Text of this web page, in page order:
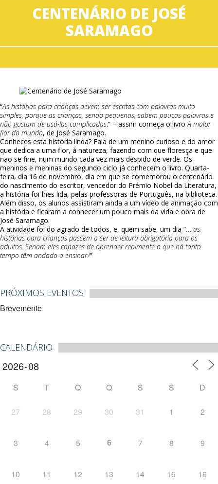
CENTENÁRIO DE JOSÉ
SARAMAGO
“As histórias para crianças devem ser escritas com palavras muito
simples, porque as crianças, sendo pequenas, sabem poucas palavras e
não gostam de usá-las complicadas.” – assim começa o livro A maior
flor do mundo, de José Saramago.
Conheces esta história linda? Fala de um menino curioso e do amor
que dedica a uma flor, à natureza, fazendo com que floresça e que
não se fine, num mundo cada vez mais despido de verde. Os
meninos e meninas do segundo ciclo já conhecem o livro. Quarta-
feira, dia 16 de novembro, dia em que se comemorou o centenário
do nascimento do escritor, vencedor do Prémio Nobel da Literatura,
a história foi-lhes lida, pelas professoras de Português, na biblioteca.
Além disso, os alunos assistiram ainda a um vídeo de animação com
a história e ficaram a conhecer um pouco mais da vida e obra de
José Saramago.
A atividade foi do agrado de todos, e, quem sabe, um dia “… as
histórias para crianças passem a ser de leitura obrigatória para os
adultos. Seriam eles capazes de aprender realmente o que há tanto
tempo têm andado a ensinar?”
PRÓXIMOS EVENTOS
Brevemente
CALENDÁRIO
S T Q Q S S D
27 28 29 30 31 1 2
3 4 5 6 7 8 9
10 11 12 13 14 15 16